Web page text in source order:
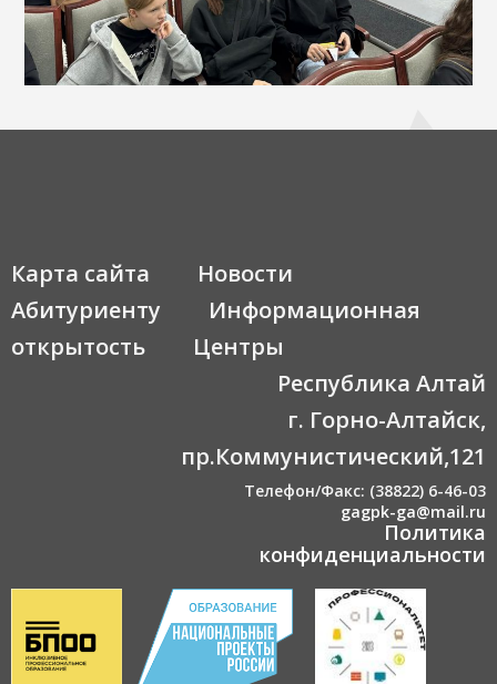
Карта сайта
Новости
Абитуриенту
Информационная
открытость
Центры
Республика Алтай
г. Горно-Алтайск,
пр.Коммунистический,121
Телефон/Факс: (38822) 6-46-03
gagpk-ga@mail.ru
Политика
конфиденциальности